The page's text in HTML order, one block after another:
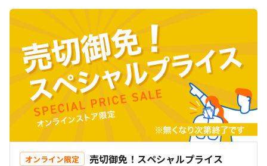
オンライン限定 売切御免！スペシャルプライス